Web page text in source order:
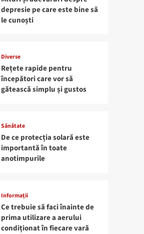
depresie pe care este bine să
le cunoști
Diverse
Rețete rapide pentru
începători care vor să
gătească simplu și gustos
Sănătate
De ce protecția solară este
importantă în toate
anotimpurile
Informații
Ce trebuie să faci înainte de
prima utilizare a aerului
condiționat în fiecare vară